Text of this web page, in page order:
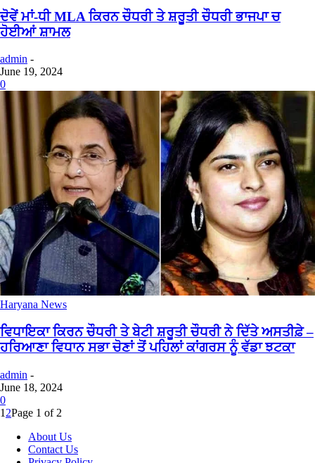
ਦੋਵੇਂ ਮਾਂ-ਧੀ MLA ਕਿਰਨ ਚੌਧਰੀ ਤੇ ਸ਼ਰੂਤੀ ਚੌਧਰੀ ਭਾਜਪਾ ਚ
ਹੋਈਆਂ ਸ਼ਾਮਲ
admin -
June 19, 2024
0
Haryana News
ਵਿਧਾਇਕਾ ਕਿਰਨ ਚੌਧਰੀ ਤੇ ਬੇਟੀ ਸ਼ਰੂਤੀ ਚੌਧਰੀ ਨੇ ਦਿੱਤੇ ਅਸਤੀਫ਼ੇ –
ਹਰਿਆਣਾ ਵਿਧਾਨ ਸਭਾ ਚੋਣਾਂ ਤੋਂ ਪਹਿਲਾਂ ਕਾਂਗਰਸ ਨੂੰ ਵੱਡਾ ਝਟਕਾ
admin -
June 18, 2024
0
1 2Page 1 of 2
About Us
Contact Us